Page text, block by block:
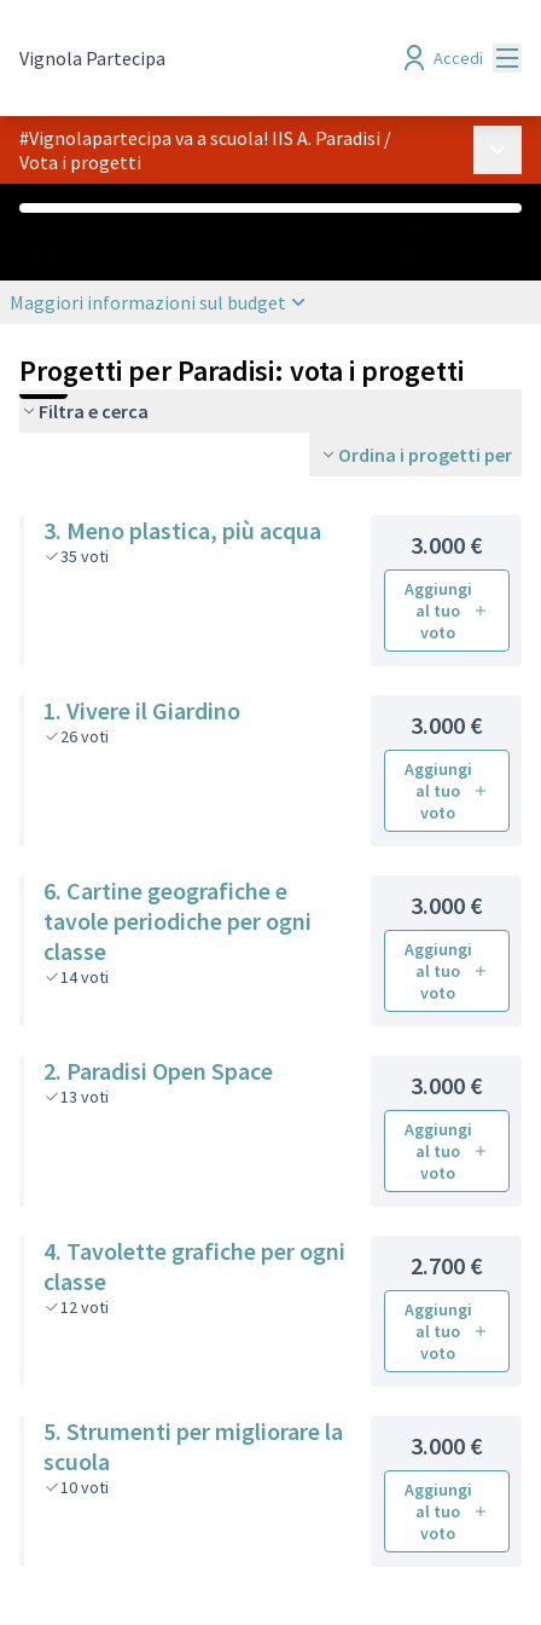
Vignola Partecipa Accedi
#Vignolapartecipa va a scuola! IIS A. Paradisi /
Vota i progetti
Maggiori informazioni sul budget
Progetti per Paradisi: vota i progetti
Filtra e cerca
Ordina i progetti per
3. Meno plastica, più acqua
35 voti 3.000 €
Aggiungi
al tuo
voto
1. Vivere il Giardino
26voti 3.000 €
Aggiungi
al tuo
voto
6. Cartine geografiche e
tavole periodiche per ogni
classe
14voti
3.000 €
Aggiungi
al tuo
voto
2. Paradisi Open Space
13 voti 3.000 €
Aggiungi
al tuo
voto
4. Tavolette grafiche per ogni
classe
12voti
2.700 €
Aggiungi
al tuo
voto
5. Strumenti per migliorare la
scuola
10voti
3.000 €
Aggiungi
al tuo
voto